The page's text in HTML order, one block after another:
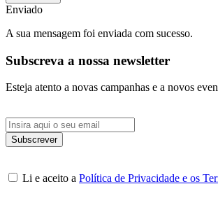
Enviado
A sua mensagem foi enviada com sucesso.
Subscreva a nossa newsletter
Esteja atento a novas campanhas e a novos
Li e aceito a Política de Privacidade e os